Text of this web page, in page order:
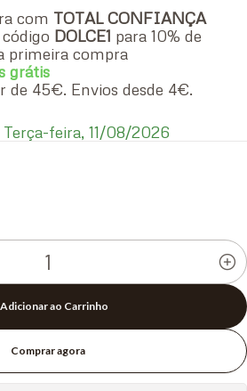
com TOTAL CONFIANÇA
DOLCE1 para 10% de
primeira compra
grátis
de 45€. Envios desde 4€.
Terça-feira, 11/08/2026
Adicionar ao Carrinho
Comprar agora